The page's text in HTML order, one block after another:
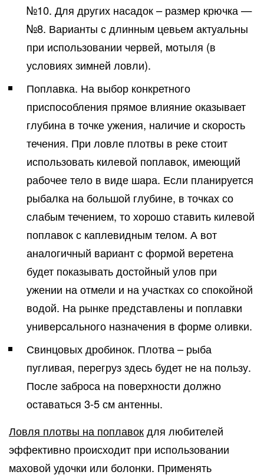
№10. Для других насадок – размер крючка —
№8. Варианты с длинным цевьем актуальны
при использовании червей, мотыля (в
условиях зимней ловли).
Поплавка. На выбор конкретного
приспособления прямое влияние оказывает
глубина в точке ужения, наличие и скорость
течения. При ловле плотвы в реке стоит
использовать килевой поплавок, имеющий
рабочее тело в виде шара. Если планируется
рыбалка на большой глубине, в точках со
слабым течением, то хорошо ставить килевой
поплавок с каплевидным телом. А вот
аналогичный вариант с формой веретена
будет показывать достойный улов при
ужении на отмели и на участках со спокойной
водой. На рынке представлены и поплавки
универсального назначения в форме оливки.
Свинцовых дробинок. Плотва – рыба
пугливая, перегруз здесь будет не на пользу.
После заброса на поверхности должно
оставаться 3-5 см антенны.
Ловля плотвы на поплавокдля любителей
эффективно происходит при использовании
маховой удочки или болонки. Применять